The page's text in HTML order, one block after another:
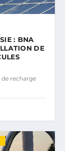
: BNA
DE
de recharge